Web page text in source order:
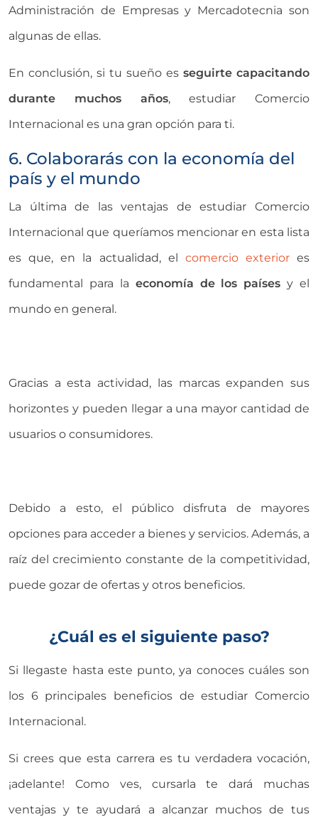
Administración de Empresas y Mercadotecnia son
algunas de ellas.
En conclusión, si tu sueño es seguirte capacitando
durante muchos años, estudiar Comercio
Internacional es una gran opción para ti.
6. Colaborarás con la economía del
país y el mundo
La última de las ventajas de estudiar Comercio
Internacional que queríamos mencionar en esta lista
es que, en la actualidad, el comercio exteriores
fundamental para la economía de los países y el
mundo en general.
Gracias a esta actividad, las marcas expanden sus
horizontes y pueden llegar a una mayor cantidad de
usuarios o consumidores.
Debido a esto, el público disfruta de mayores
opciones para acceder a bienes y servicios. Además, a
raíz del crecimiento constante de la competitividad,
puede gozar de ofertas y otros beneficios.
¿Cuál es el siguiente paso?
Si llegaste hasta este punto, ya conoces cuáles son
los 6 principales beneficios de estudiar Comercio
Internacional.
Si crees que esta carrera es tu verdadera vocación,
¡adelante! Como ves, cursarla te dará muchas
ventajas y te ayudará a alcanzar muchos de tus